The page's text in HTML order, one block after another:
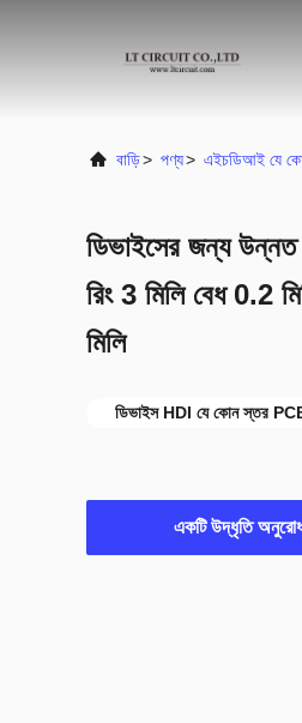
বাড়ি> পণ্য> এইচডিআই যে
ডিভাইসের জন্য
রিং 3 মিলি বেধ 0.2
মিলি
ডিভাইস HDI যে কোন স্তর
একটি উদ্ধৃতি